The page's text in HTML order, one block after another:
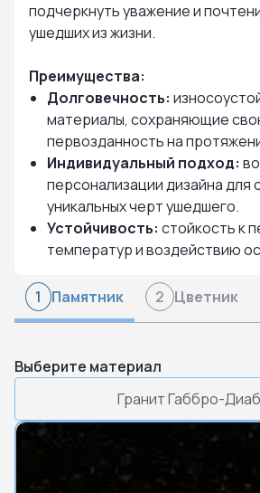
подчеркнуть уважение и
ушедших из жизни.
Преимущества:
Долговечность:
материалы, сохраняющие
первозданность на
Индивидуальный подход:
персонализации дизайна для
уникальных черт ушедшего.
Устойчивость: стойкость к
температур и воздействию
1 Памятник 2 Цветник
Выберите материал
Гранит Габбро-